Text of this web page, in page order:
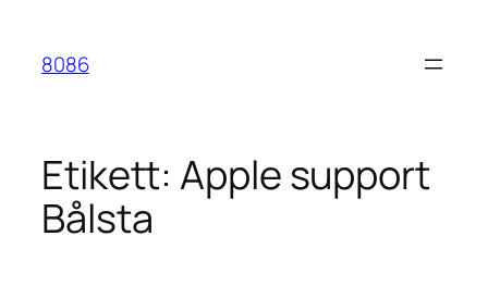
innehåll
8086
Etikett:Apple support
Bålsta